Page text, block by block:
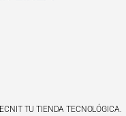
TU TIENDA TECNOLÓGICA.